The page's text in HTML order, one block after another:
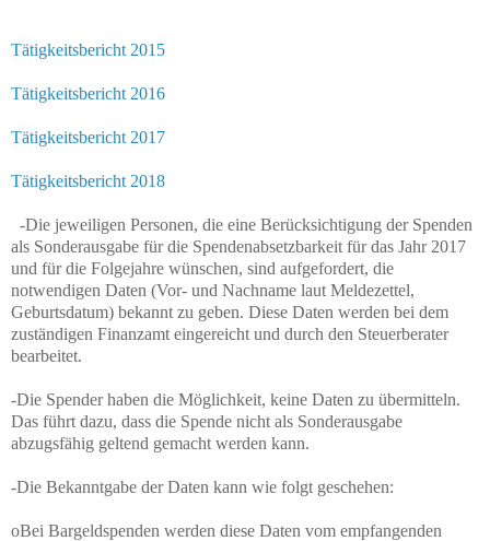
Tätigkeitsbericht 2015
Tätigkeitsbericht 2016
Tätigkeitsbericht 2017
Tätigkeitsbericht 2018
-Die jeweiligen Personen, die eine Berücksichtigung der Spenden
als Sonderausgabe für die Spendenabsetzbarkeit für das Jahr 2017
und für die Folgejahre wünschen, sind aufgefordert, die
notwendigen Daten (Vor- und Nachname laut Meldezettel,
Geburtsdatum) bekannt zu geben. Diese Daten werden bei dem
zuständigen Finanzamt eingereicht und durch den Steuerberater
bearbeitet.
-Die Spender haben die Möglichkeit, keine Daten zu übermitteln.
Das führt dazu, dass die Spende nicht als Sonderausgabe
abzugsfähig geltend gemacht werden kann.
-Die Bekanntgabe der Daten kann wie folgt geschehen:
oBei Bargeldspenden werden diese Daten vom empfangenden